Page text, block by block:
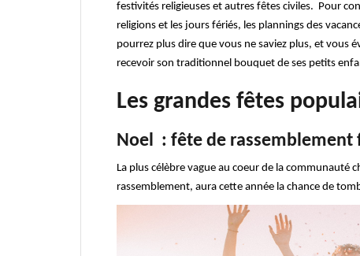
festivités religieuses et autres fêtes civiles. Pour
religions et les jours fériés, les plannings des
pourrez plus dire que vous ne saviez plus, et vous
recevoir son traditionnel bouquet de ses petits
Les grandes fêtes
Noel : fête de rassemblement
La plus célèbre vague au coeur de la communauté
rassemblement, aura cette année la chance de